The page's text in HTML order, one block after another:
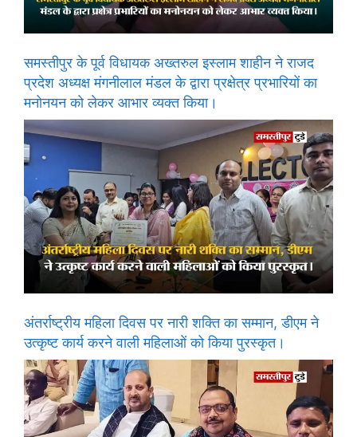
समस्तीपुर के पूर्व विधायक अख्तरुल इस्लाम शाहीन ने राजद
प्रदेश अध्यक्ष मंगनीलाल मंडल के द्वारा प्रक्षेत्र प्रभारियों का
मनोनयन को लेकर आभार व्यक्त किया।
अंतर्राष्ट्रीय महिला दिवस पर नारी शक्ति का सम्मान, डीएम ने
उत्कृष्ट कार्य करने वाली महिलाओं को किया पुरस्कृत।